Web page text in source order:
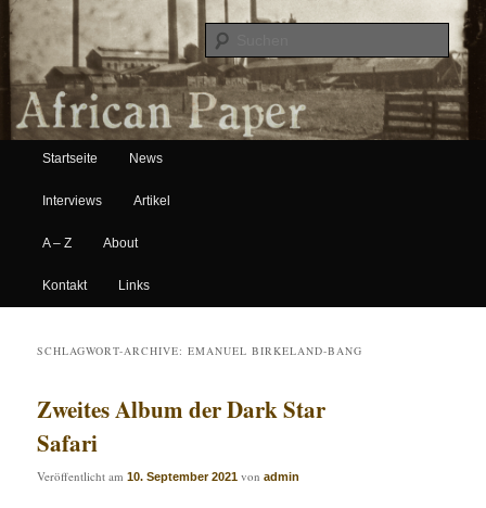
African Paper
Hauptmenü
Zum Inhalt wechseln
Zum sekundären Inhalt wechseln
Startseite News
Interviews Artikel
A – Z About
Kontakt Links
SCHLAGWORT-ARCHIVE:EMANUEL BIRKELAND-BANG
Zweites Album der Dark Star
Safari
Veröffentlicht am10. September 2021 vonadmin